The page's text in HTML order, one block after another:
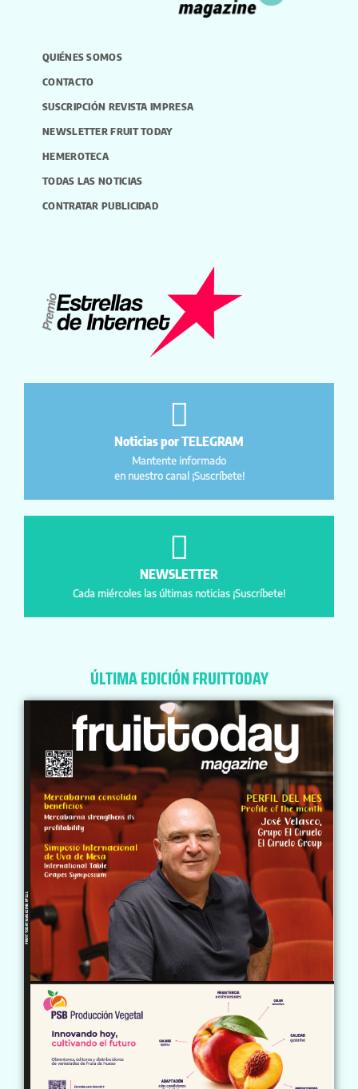
QUIÉNES SOMOS
CONTACTO
SUSCRIPCIÓN REVISTA IMPRESA
NEWSLETTER FRUIT TODAY
HEMEROTECA
TODAS LAS NOTICIAS
CONTRATAR PUBLICIDAD
Noticias por TELEGRAM
Mantente informado
en nuestro canal ¡Suscríbete!
NEWSLETTER
Cada miércoles las últimas noticias ¡Suscríbete!
ÚLTIMA EDICIÓN FRUITTODAY